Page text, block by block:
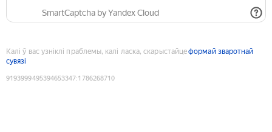
SmartCaptcha by Yandex Cloud
Калі ў вас узніклі праблемы, калі ласка, скарыстайцеформай зваротнай
сувязі
9193999495394653347:1786268710